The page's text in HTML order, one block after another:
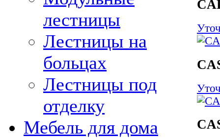
лестницы
Лестницы на
больцах
Лестницы под
отделку
Мебель для дома